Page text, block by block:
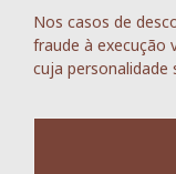
Nos casos de
fraude à execução
cuja personalidade